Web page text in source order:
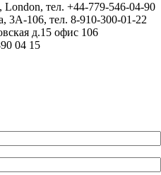
тел. +44-779-546-04-90
3А-106, тел. 8-910-300-01-22
д.15 офис 106
04 15